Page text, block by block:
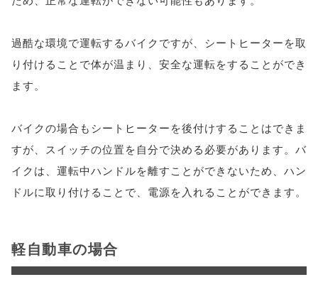
過酷な環境で運転するバイクですが、シートヒーターを取
り付けることで体が温まり、安全な運転をすることができ
ます。
バイクの場合もシートヒーターを後付けすることはできま
すが、スイッチの位置を自分で決める必要があります。バ
イクは、運転中ハンドルを離すことができないため、ハン
ドルに取り付けることで、電源を入れることができます。
軽自動車の場合